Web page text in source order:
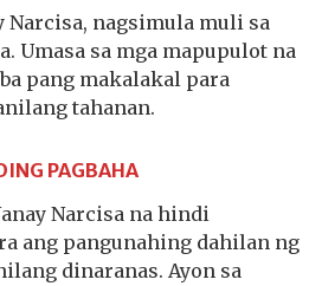
Narcisa, nagsimula muli sa
Umasa sa mga mapupulot na
pang makalakal para
tahanan.
PAGBAHA
Narcisa na hindi
ang pangunahing dahilan ng
dinaranas. Ayon sa